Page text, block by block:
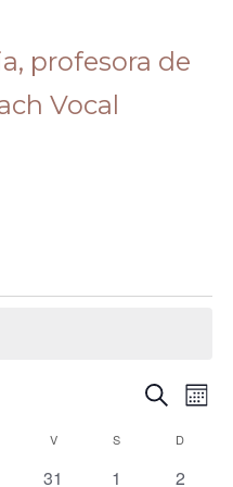
de
Buscar
Mes
VVIERNES S D
0
31
0
1
0
2